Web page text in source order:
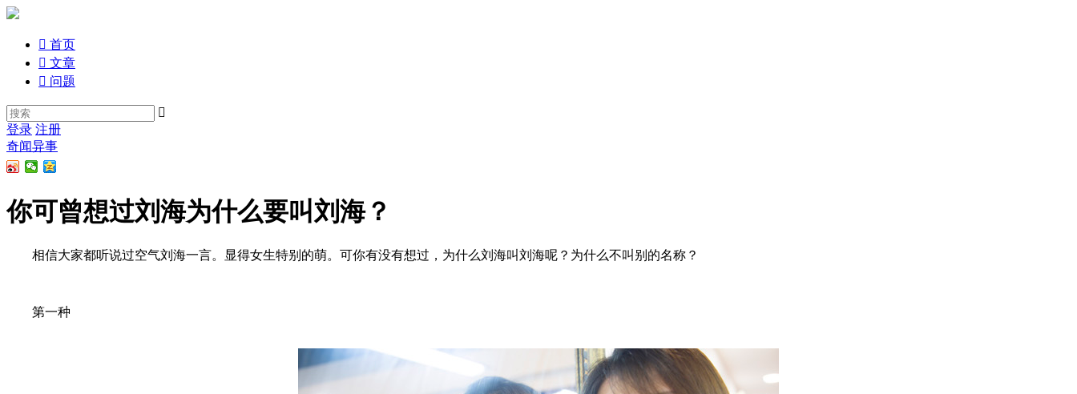
 首页
 文章
 问题

登录 注册
奇闻异事
你可曾想过刘海为什么要叫刘海？
相信大家都听说过空气刘海一言。显得女生特别的萌。可你有没有想过，为什么刘海叫刘海呢？为什么不叫别的名称？
第一种